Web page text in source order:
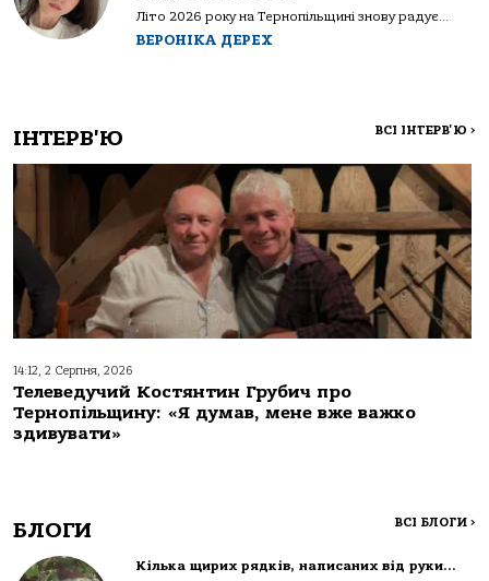
Літо 2026 року на Тернопільщині знову радує...
ВЕРОНІКА ДЕРЕХ
ІНТЕРВ'Ю ВСІ ІНТЕРВ'Ю >
14:12, 2 Серпня, 2026
Телеведучий Костянтин Грубич про
Тернопільщину: «Я думав, мене вже важко
здивувати»
БЛОГИ ВСІ БЛОГИ >
Кілька щирих рядків, написаних від руки…